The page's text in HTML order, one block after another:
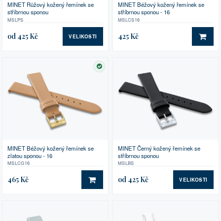
MINET Růžový kožený řemínek se
stříbrnou sponou
MSLPS
od 425 Kč VELIKOSTI
MINET Béžový kožený řemínek se
stříbrnou sponou - 16
MSLCS16
425 Kč DO
SKLADEM
MINET Béžový kožený řemínek se
zlatou sponou - 16
MSLCG16
465 Kč DO KOŠÍKU
MINET Černý kožený řemínek se
stříbrnou sponou
MSLBS
od 425 Kč VELIKOSTI